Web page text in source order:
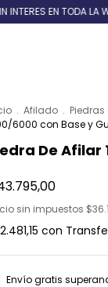
EN TODA LA WEB
. Afilado .
6000 con Base y
De Afilar
sin impuestos
con
Envío gratis